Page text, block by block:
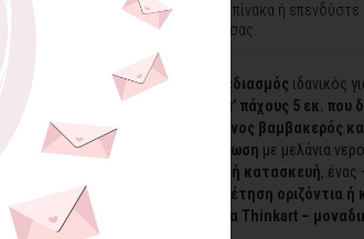
Επιλέξτε μεμονωμένο πίνακα ή
αισθητική του χώρου σας.
Μακρόστενος σχεδιασμός ιδανικός
Τελάρο τύπου ‘
box’ πάχους 5 εκ. που
100% πιστοποιημένος βαμβακερός
Οικολογική εκτύπωση με μελάνια
Χειροποίητη ειδική κατασκευή, ένας
Έτοιμοι για τοποθέτηση οριζόντια ή
Αποκλειστικότητα Thinkart –